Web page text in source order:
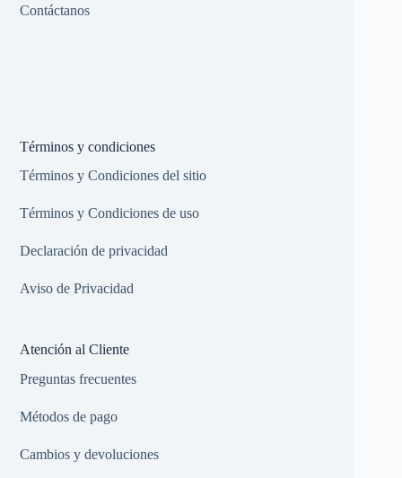
Contáctanos
Términos y condiciones
Términos y Condiciones del sitio
Términos y Condiciones de uso
Declaración de privacidad
Aviso de Privacidad
Atención al Cliente
Preguntas frecuentes
Métodos de pago
Cambios y devoluciones